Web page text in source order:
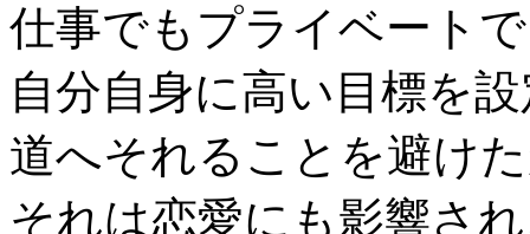
仕事でもプライベート
自分自身に高い目標を
道へそれることを避け
それは恋愛にも影響さ